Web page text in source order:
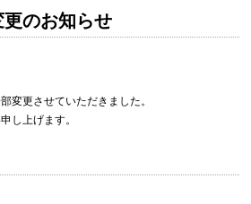
のお知らせ
変更させていただきました。
し上げます。